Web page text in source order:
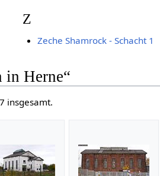
Z
Zeche Shamrock - Schacht 1
in Herne“
insgesamt.